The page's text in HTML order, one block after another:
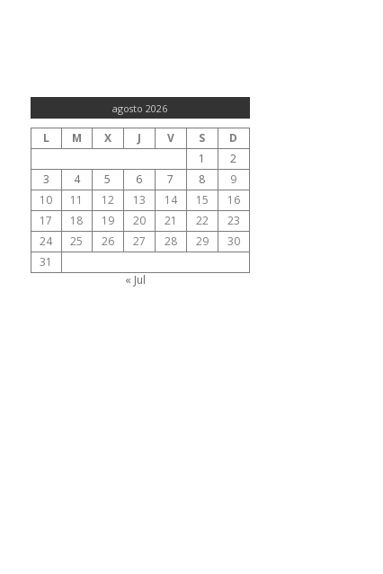
agosto 2026
L M X J V S
D
1
2
3
4 5 6 7 8
9
10
11 12 13 14 15
16
17
18 19 20 21 22
23
24
25 26 27 28 29
30
31
« Jul